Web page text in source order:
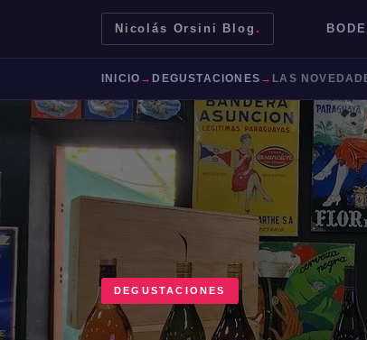
Nicolás Orsini Blog .
Mendoza Malbec Bodegas Jujuy
INICIO → DEGUSTACIONES → LAS
DEGUSTACIONES